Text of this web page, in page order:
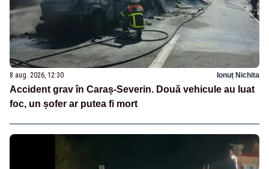
8 aug. 2026, 12:30 Ionuț Nichita
Accident grav în Caraș-Severin. Două vehicule au luat
foc, un șofer ar putea fi mort